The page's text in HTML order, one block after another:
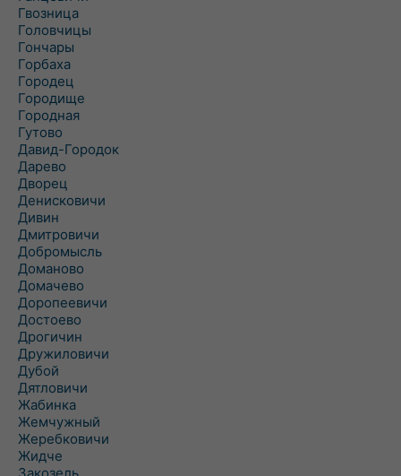
Гвозница
Головчицы
Гончары
Горбаха
Городец
Городище
Городная
Гутово
Давид-Городок
Дарево
Дворец
Денисковичи
Дивин
Дмитровичи
Добромысль
Доманово
Домачево
Доропеевичи
Достоево
Дрогичин
Дружиловичи
Дубой
Дятловичи
Жабинка
Жемчужный
Жеребковичи
Жидче